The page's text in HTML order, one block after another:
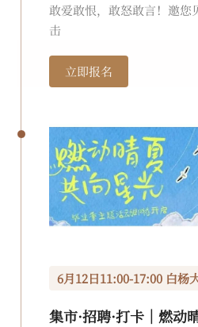
敢爱敢恨，敢怒敢言！邀您
击
立即报名
6月12日11:00-17:00 白杨
集市·招聘·打卡｜燃动